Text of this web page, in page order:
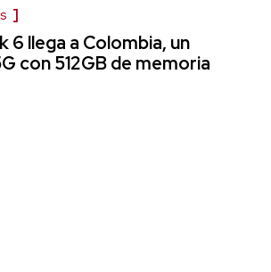
6 llega a Colombia, un
con 512GB de memoria